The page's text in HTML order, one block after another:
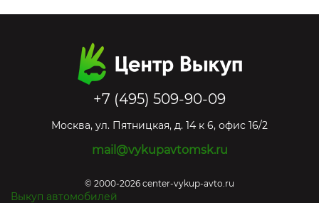
+7 (495) 509-90-09
Москва, ул. Пятницкая, д. 14 к 6, офис 16/2
mail@vykupavtomsk.ru
© 2000-2026 center-vykup-avto.ru
Выкуп автомобилей